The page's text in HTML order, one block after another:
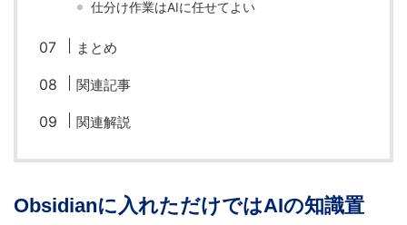
仕分け作業はAIに任せてよい
まとめ
関連記事
関連解説
Obsidianに入れただけではAIの知識置